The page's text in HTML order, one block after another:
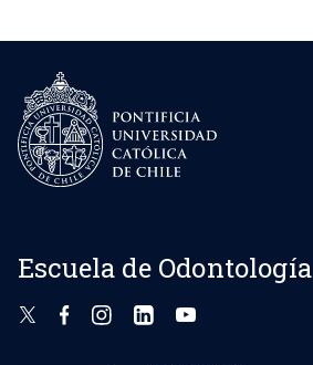
Escuela de Odontología